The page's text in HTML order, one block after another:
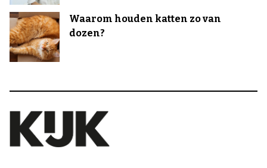
Waarom houden katten zo van
dozen?